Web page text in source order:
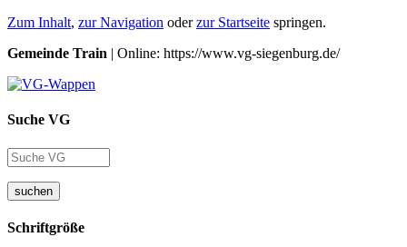
Zum Inhalt, zur Navigation oderzur Startseite springen.
Gemeinde Train | Online: https://www.vg-siegenburg.de/
Suche VG
suchen
Schriftgröße